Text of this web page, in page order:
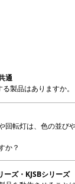
通
製品はありますか。
回転灯は、色の並び
か？
ーズ・KJSBシリーズ